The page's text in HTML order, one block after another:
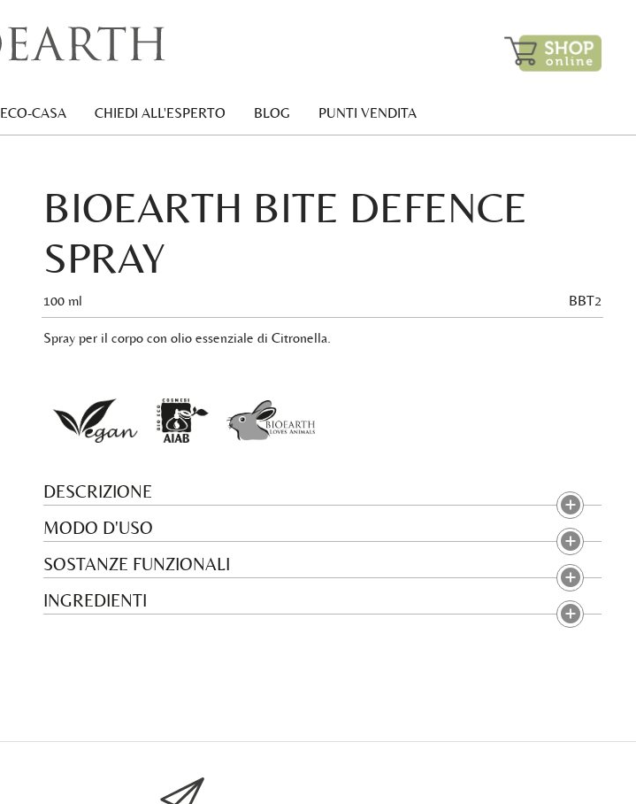
ECO-CASA CHIEDI ALL'ESPERTO BLOG PUNTI VENDITA
BIOEARTH BITE DEFENCE
SPRAY
100 ml BBT2
Spray per il corpo con olio essenziale di Citronella.
DESCRIZIONE
MODO D'USO
SOSTANZE FUNZIONALI
INGREDIENTI